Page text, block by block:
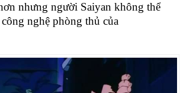
nhưng người Saiyan không thể
nghệ phòng thủ của